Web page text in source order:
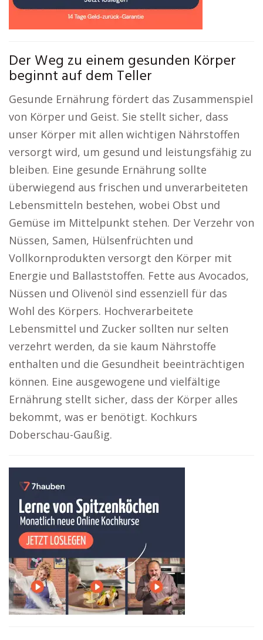
Der Weg zu einem gesunden Körper
beginnt auf dem Teller
Gesunde Ernährung fördert das Zusammenspiel
von Körper und Geist. Sie stellt sicher, dass
unser Körper mit allen wichtigen Nährstoffen
versorgt wird, um gesund und leistungsfähig zu
bleiben. Eine gesunde Ernährung sollte
überwiegend aus frischen und unverarbeiteten
Lebensmitteln bestehen, wobei Obst und
Gemüse im Mittelpunkt stehen. Der Verzehr von
Nüssen, Samen, Hülsenfrüchten und
Vollkornprodukten versorgt den Körper mit
Energie und Ballaststoffen. Fette aus Avocados,
Nüssen und Olivenöl sind essenziell für das
Wohl des Körpers. Hochverarbeitete
Lebensmittel und Zucker sollten nur selten
verzehrt werden, da sie kaum Nährstoffe
enthalten und die Gesundheit beeinträchtigen
können. Eine ausgewogene und vielfältige
Ernährung stellt sicher, dass der Körper alles
bekommt, was er benötigt. Kochkurs
Doberschau-Gaußig.